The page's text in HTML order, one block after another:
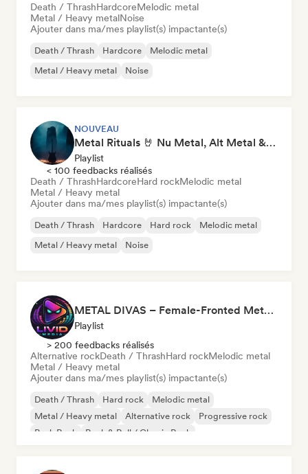
Death / ThrashHardcoreMelodic metal
Metal / Heavy metalNoise
Ajouter dans ma/mes playlist(s) impactante(s)
Death / Thrash Hardcore
Melodic metal
Metal / Heavy metal
Noise
NOUVEAU
Metal Rituals 🤘 Nu Metal, Alt Metal & Progressive Metal
Playlist
< 100 feedbacks réalisés
Death / ThrashHardcoreHard rockMelodic metal
Metal / Heavy metal
Ajouter dans ma/mes playlist(s) impactante(s)
Death / Thrash Hardcore Hard rock
Melodic metal
Metal / Heavy metal
Noise
METAL DIVAS – Female-Fronted Metal & Hard Rock (by Livid Media)
Playlist
> 200 feedbacks réalisés
Alternative rockDeath / ThrashHard rockMelodic metal
Metal / Heavy metal
Ajouter dans ma/mes playlist(s) impactante(s)
Death / Thrash Hard rock
Melodic metal
Metal / Heavy metal
Alternative rock
Progressive rock
Punk Rock
Rock & Roll / Classic Rock